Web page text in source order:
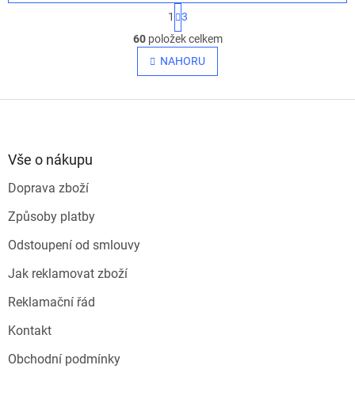
O
v
l
á
S
t
r
á
n
k
v
1
3
60položek celkem
NAHORU
Vše o nákupu
Doprava zboží
Způsoby platby
Odstoupení od smlouvy
Jak reklamovat zboží
Reklamační řád
Kontakt
Obchodní podmínky